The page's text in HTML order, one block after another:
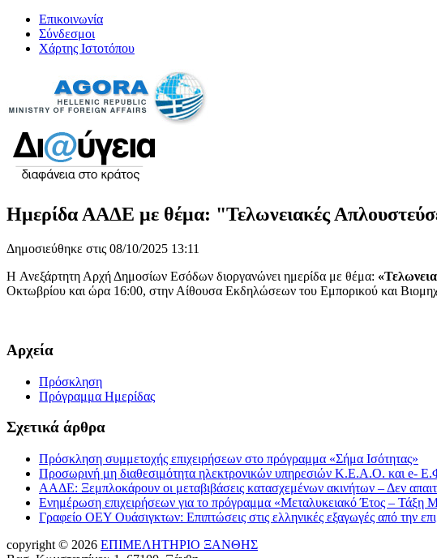
Επικοινωνία
Σύνδεσμοι
Χάρτης Ιστοτόπου
Ημερίδα ΑΑΔΕ με θέμα: "Τελωνειακές
Δημοσιεύθηκε στις 08/10/2025 13:11
Η Ανεξάρτητη Αρχή Δημοσίων Εσόδων διοργανώνει ημερίδα με θέμα:
Οκτωβρίου και ώρα 16:00, στην Αίθουσα Εκδηλώσεων του Εμπορικού και
Αρχεία
Πρόσκληση
Πρόγραμμα Ημερίδας
Σχετικά άρθρα
Πρόσκληση συμμετοχής επιχειρήσεων στο πρόγραμμα «Σήμα Ισότητας»
Προσωρινή μη διαθεσιμότητα ηλεκτρονικών υπηρεσιών Κ.Ε.Α.Ο. και e-
ΑΑΔΕ: Ξεμπλοκάρουν οι μεταβιβάσεις κατασχεμένων ακινήτων – Δεν
Ενημέρωση επιχειρήσεων για το πρόγραμμα «Μεταλυκειακό Έτος – Τάξη
Γραφείο ΟΕΥ Ουάσιγκτων: Επιπτώσεις στις ελληνικές εξαγωγές από την
copyright © 2026 ΕΠΙΜΕΛΗΤΗΡΙΟ ΞΑΝΘΗΣ